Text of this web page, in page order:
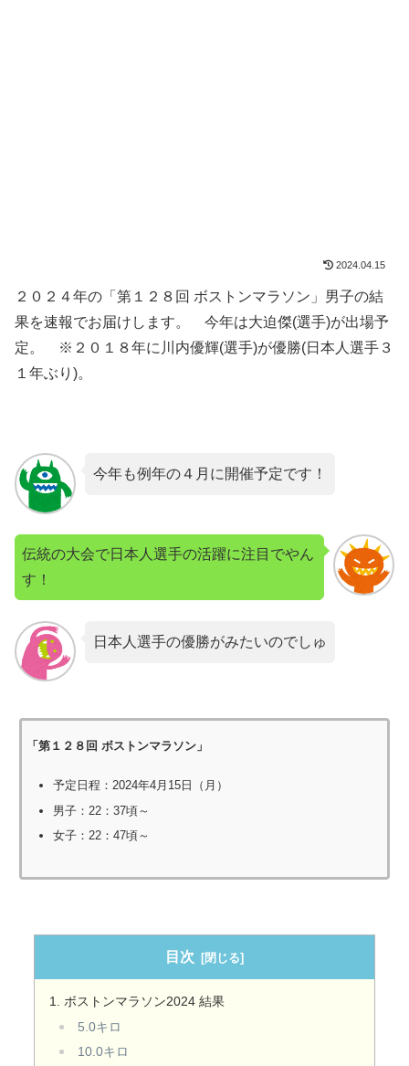
2024.04.15
２０２４年の「第１２８回 ボストンマラソン」男子の結
果を速報でお届けします。 今年は大迫傑(選手)が出場予
定。 ※２０１８年に川内優輝(選手)が優勝(日本人選手３
１年ぶり)。
今年も例年の４月に開催予定です！
伝統の大会で日本人選手の活躍に注目でやん
す！
日本人選手の優勝がみたいのでしゅ
「第１２８回 ボストンマラソン」
予定日程：2024年4月15日（月）
男子：22：37頃～
女子：22：47頃～
目次
ボストンマラソン2024 結果
5.0キロ
10.0キロ